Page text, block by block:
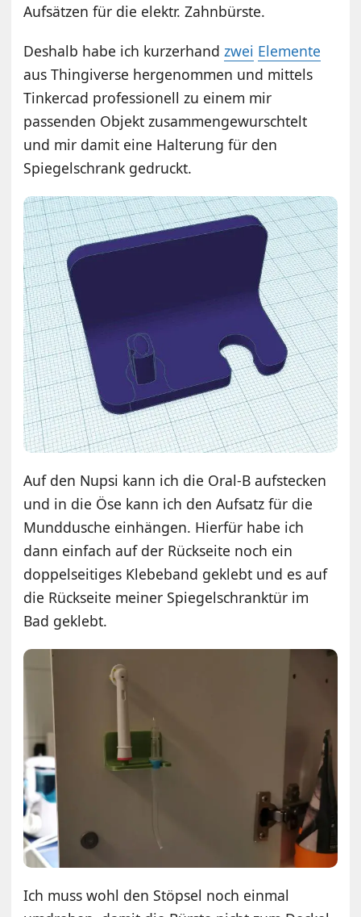
Aufsätzen für die elektr. Zahnbürste.
Deshalb habe ich kurzerhandzwei Elemente
aus Thingiverse hergenommen und mittels
Tinkercad professionell zu einem mir
passenden Objekt zusammengewurschtelt
und mir damit eine Halterung für den
Spiegelschrank gedruckt.
Auf den Nupsi kann ich die Oral-B aufstecken
und in die Öse kann ich den Aufsatz für die
Munddusche einhängen. Hierfür habe ich
dann einfach auf der Rückseite noch ein
doppelseitiges Klebeband geklebt und es auf
die Rückseite meiner Spiegelschranktür im
Bad geklebt.
Ich muss wohl den Stöpsel noch einmal